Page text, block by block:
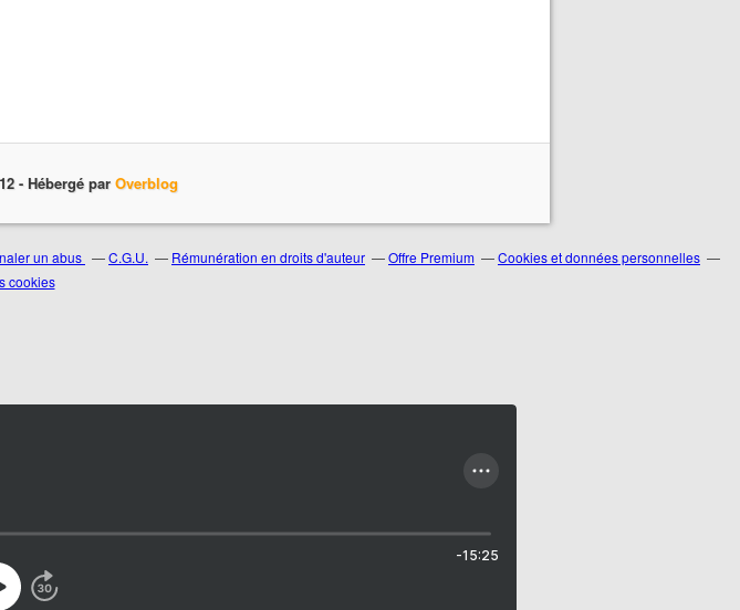
- Hébergé par Overblog
un abus C.G.U. Rémunération en droits d'auteur Offre Premium
Cookies et données personnelles
cookies
-15:25